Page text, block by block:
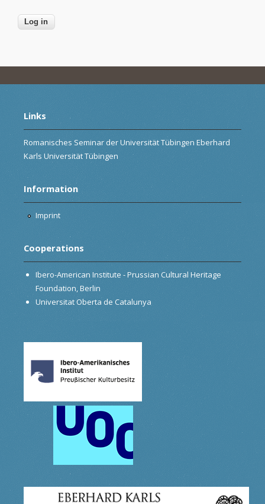
Links
Romanisches Seminar der Universität Tübingen Eberhard
Karls Universität Tübingen
Information
Imprint
Cooperations
Ibero-American Institute - Prussian Cultural Heritage
Foundation, Berlin
Universitat Oberta de Catalunya